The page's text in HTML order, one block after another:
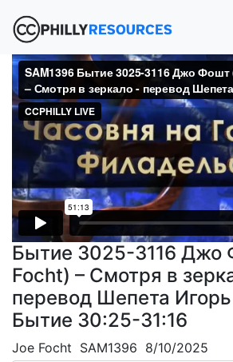
Бытие 3025-3116 Джо
Focht) – Смотря в
перевод Шепета Игорь
Бытие 30:25-31:16
Joe Focht SAM1396 8/10/2025